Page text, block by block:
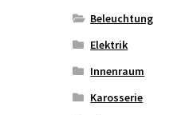
Beleuchtung
Elektrik
Innenraum
Karosserie